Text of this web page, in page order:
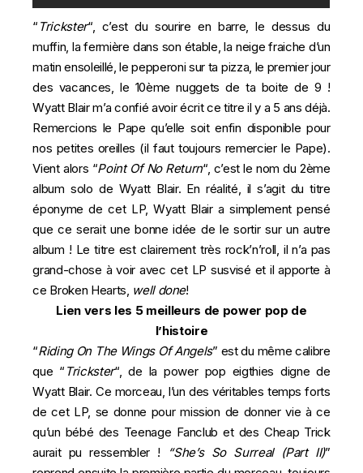
“ Trickster“, c’est du sourire en barre, le dessus du
muffin, la fermière dans son étable, la neige fraiche d’un
matin ensoleillé, le pepperoni sur ta pizza, le premier jour
des vacances, le 10ème nuggets de ta boite de 9 !
Wyatt Blair m’a confié avoir écrit ce titre il y a 5 ans déjà.
Remercions le Pape qu’elle soit enfin disponible pour
nos petites oreilles (il faut toujours remercier le Pape).
Vient alors “Point Of No Return“, c’est le nom du 2ème
album solo de Wyatt Blair. En réalité, il s’agit du titre
éponyme de cet LP, Wyatt Blair a simplement pensé
que ce serait une bonne idée de le sortir sur un autre
album ! Le titre est clairement très rock’n’roll, il n’a pas
grand-chose à voir avec cet LP susvisé et il apporte à
ce Broken Hearts, well done!
Lien vers les 5 meilleurs de power pop de
l’histoire
“Riding On The Wings Of Angels” est du même calibre
que “ Trickster“, de la power pop eigthies digne de
Wyatt Blair. Ce morceau, l’un des véritables temps forts
de cet LP, se donne pour mission de donner vie à ce
qu’un bébé des Teenage Fanclub et des Cheap Trick
aurait pu ressembler !
“She’s So Surreal (Part II)”